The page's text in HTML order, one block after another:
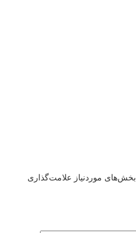
بخش‌های موردنیاز علامت‌گذاری